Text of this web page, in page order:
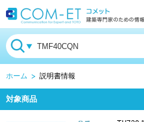
ホーム 説明書情報
対象商品